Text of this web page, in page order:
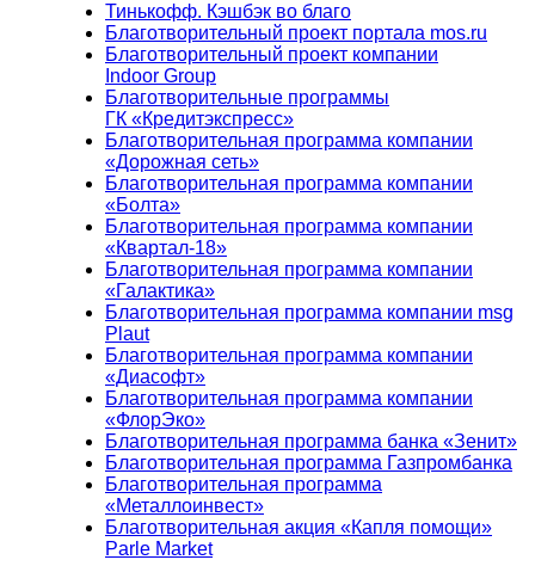
Тинькофф. Кэшбэк во благо
Благотворительный проект портала mos.ru
Благотворительный проект компании
Indoor Group
Благотворительные программы
ГК «Кредитэкспресс»
Благотворительная программа компании
«Дорожная сеть»
Благотворительная программа компании
«Болта»
Благотворительная программа компании
«Квартал-18»
Благотворительная программа компании
«Галактика»
Благотворительная программа компании msg
Plaut
Благотворительная программа компании
«Диасофт»
Благотворительная программа компании
«ФлорЭко»
Благотворительная программа банка «Зенит»
Благотворительная программа Газпромбанка
Благотворительная программа
«Металлоинвест»
Благотворительная акция «Капля помощи»
Parle Market